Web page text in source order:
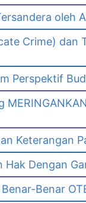
oleh
Crime) dan
Perspektif
Keterangan
Dengan
Benar